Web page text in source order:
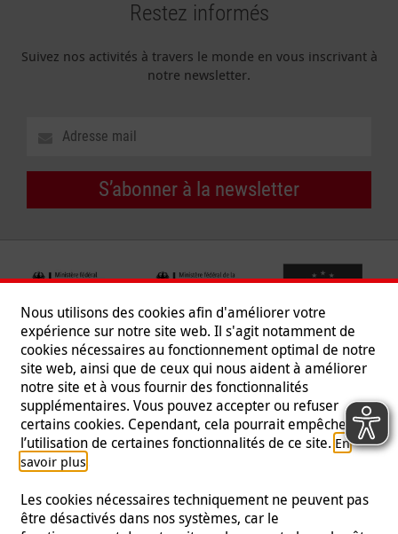
Restez informés
Suivez nos activités à travers le monde en vous inscrivant à
notre newsletter.
S’abonner à la newsletter
Suivez-nous
Nous utilisons des cookies afin d'améliorer votre
expérience sur notre site web. Il s'agit notamment de
cookies nécessaires au fonctionnement optimal de notre
site web, ainsi que de ceux qui nous aident à améliorer
notre site et à vous fournir des fonctionnalités
supplémentaires. Vous pouvez accepter ou refuser
certains cookies. Cependant, cela pourrait empêcher
l’utilisation de certaines fonctionnalités de ce site. En
savoir plus.
Les cookies nécessaires techniquement ne peuvent pas
être désactivés dans nos systèmes, car le